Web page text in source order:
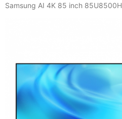
Samsung AI 4K 85 inch 85U8500H